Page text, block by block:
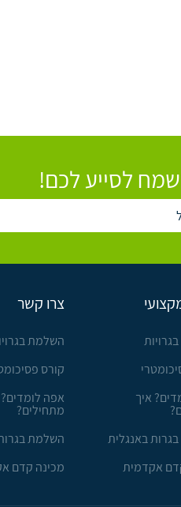
לסייע לכם!
איך
באנגלית
אקדמית
צרו קשר
השלמת
קורס
אפה
מתחילים?
השלמת
מכינה קדם